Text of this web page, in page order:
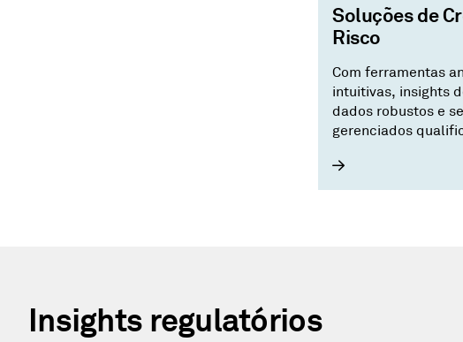
Soluções de
Risco
Com ferramentas
intuitivas, insights
dados robustos e
gerenciados
fornecem uma
verdade sobre
Insights regulatórios